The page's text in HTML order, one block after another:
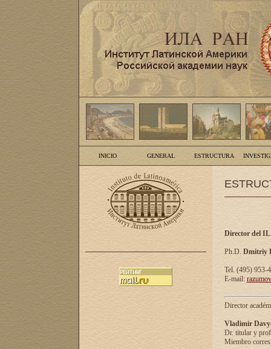
INICIO GENERAL ESTRUCTURA
Director del
Ph.D. Dmitriy
Tel. (495) 953-
E-mail:
Director
Vladimir
Dr. titular y
Miembro